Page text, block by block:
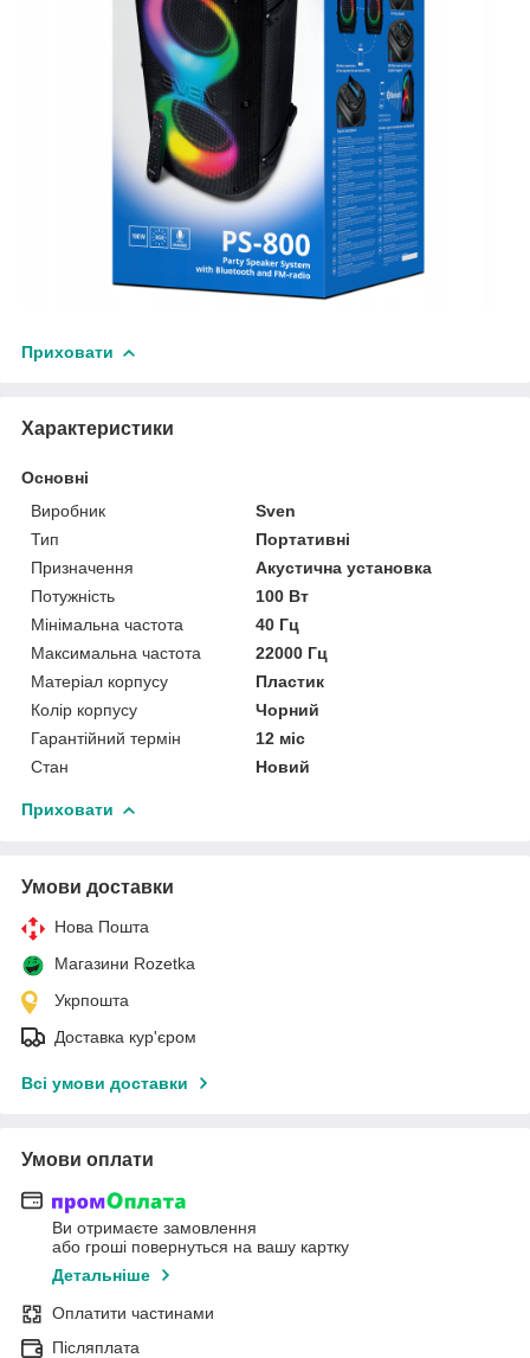
Приховати
Характеристики
Основні
Виробник
Sven
Тип
Портативні
Призначення
Акустична установка
Потужність
100 Вт
Мінімальна частота
40 Гц
Максимальна частота
22000 Гц
Матеріал корпусу
Пластик
Колір корпусу
Чорний
Гарантійний термін
12 міс
Стан
Новий
Приховати
Умови доставки
Нова Пошта
Магазини Rozetka
Укрпошта
Доставка кур'єром
Всі умови доставки
Умови оплати
Ви отримаєте замовлення
або гроші повернуться на вашу картку
Детальніше
Оплатити частинами
Післяплата